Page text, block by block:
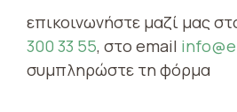
επικοινωνήστε μαζί μας
300 33 55, στο email
συμπληρώστε τη φόρμα